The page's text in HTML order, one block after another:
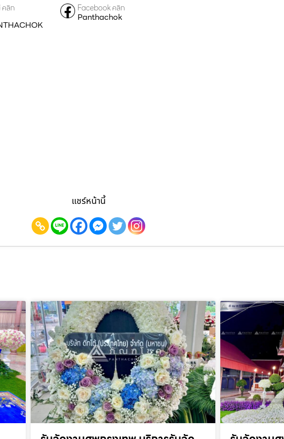
คลิก Facebook คลิก
Panthachok
แชร์หน้านี้